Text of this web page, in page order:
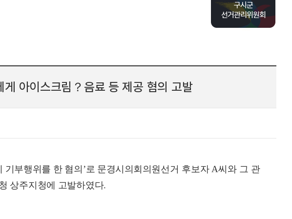
게 아이스크림？음료 등 제공 혐의 고발
기부행위를 한 혐의’로 문경시의회의원선거 후보자 A씨와 그 관
상주지청에 고발하였다.
구시군
선거관리위원회